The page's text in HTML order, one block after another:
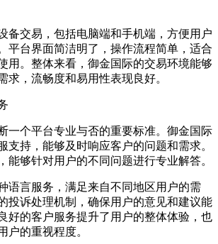
备交易，包括电脑端和手机端，方便用户
平台界面简洁明了，操作流程简单，适合
用。整体来看，御金国际的交易环境能够
求，流畅度和易用性表现良好。
一个平台专业与否的重要标准。御金国际
支持，能够及时响应客户的问题和需求。
能够针对用户的不同问题进行专业解答。
语言服务，满足来自不同地区用户的需
投诉处理机制，确保用户的意见和建议能
好的客户服务提升了用户的整体体验，也
户的重视程度。